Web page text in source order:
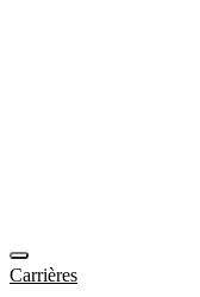
Carrières